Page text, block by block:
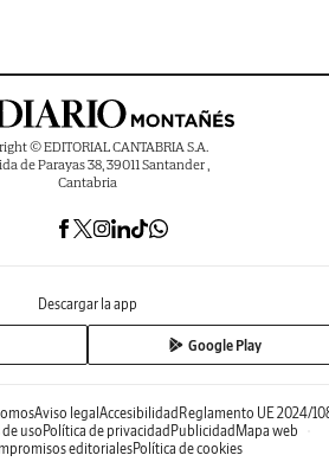
© EDITORIAL CANTABRIA S.A.
de Parayas 38, 39011 Santander ,
Cantabria
Descargar la app
Google Play
Aviso legal Accesibilidad Reglamento UE 2024/
usoPolítica de privacidad Publicidad Mapa web
editorialesPolítica de cookies